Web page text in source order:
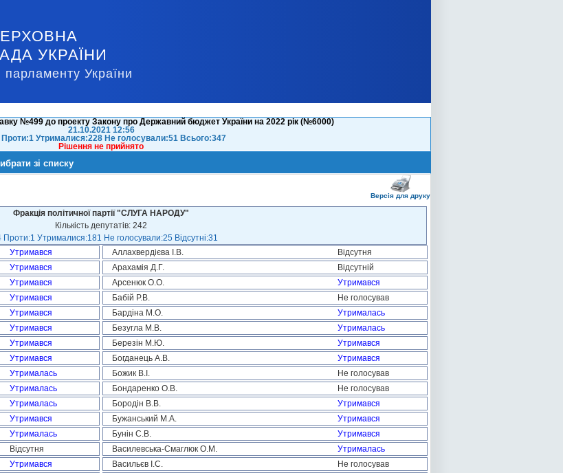
УКРАЇНИ
України
№499 до проекту Закону про Державний бюджет України на 2022 рік (№6000)
21.10.2021 12:56
Утрималися:228 Не голосували:51 Всього:347
Рішення не прийнято
зі списку
Версія для друку
Фракція політичної партії "СЛУГА НАРОДУ"
Кількість депутатів: 242
Проти:1 Утрималися:181 Не голосували:25 Відсутні:31
Утримався Аллахвердієва І.В.
Відсутня
Утримався Арахамія Д.Г.
Відсутній
Утримався Арсенюк О.О.
Утримався
Утримався Бабій Р.В.
Не голосував
Утримався Бардіна М.О.
Утрималась
Утримався Безугла М.В.
Утрималась
Утримався Березін М.Ю.
Утримався
Утримався Богданець А.В.
Утримався
Утрималась Божик В.І.
Не голосував
Утрималась Бондаренко О.В.
Не голосував
Утрималась Бородін В.В.
Утримався
Утримався Бужанський М.А.
Утримався
Утрималась Бунін С.В.
Утримався
Відсутня Василевська-Смаглюк О.М.
Утрималась
Утримався Васильєв І.С.
Не голосував